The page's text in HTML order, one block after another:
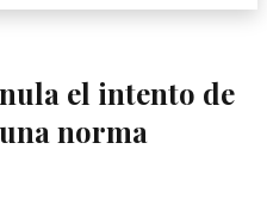
el intento de
norma